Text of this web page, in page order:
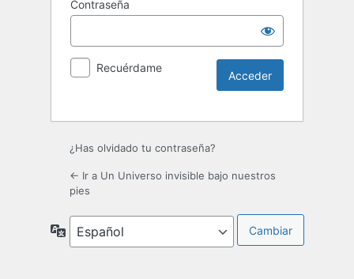
Contraseña
Recuérdame
¿Has olvidado tu contraseña?
← Ir a Un Universo invisible bajo nuestros
pies
Idioma